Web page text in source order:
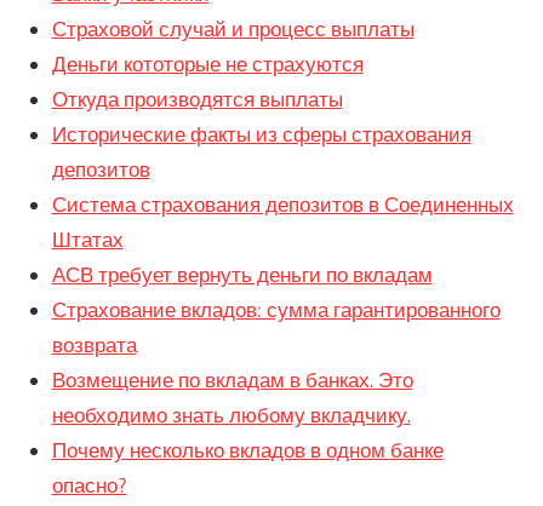
Страховой случай и процесс выплаты
Деньги кототорые не страхуются
Откуда производятся выплаты
Исторические факты из сферы страхования
депозитов
Система страхования депозитов в Соединенных
Штатах
АСВ требует вернуть деньги по вкладам
Страхование вкладов: сумма гарантированного
возврата
Возмещение по вкладам в банках. Это
необходимо знать любому вкладчику.
Почему несколько вкладов в одном банке
опасно?